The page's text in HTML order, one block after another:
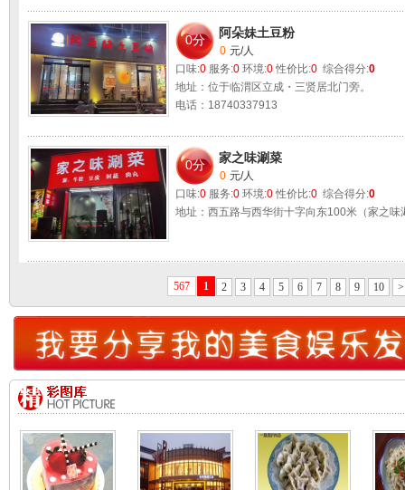
0分 阿朵妹土豆粉
0 元/人
口味:0 服务:0 环境:0 性价比:0 综合得分:0
地址：位于临渭区立成・三贤居北门旁。
电话：18740337913
0分 家之味涮菜
0 元/人
口味:0 服务:0 环境:0 性价比:0 综合得分:0
地址：西五路与西华街十字向东100米（家之味
567 1 2 3 4 5 6 7 8 9 10 >